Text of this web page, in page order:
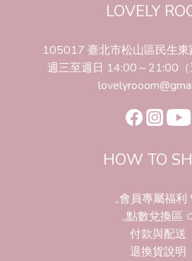
LOVELY
105017 臺北市松山區民生
週三至週日 14:00～21:00（
HOW TO
,,會員專屬福
,,點數兌換區
付款與配送
退換貨說明